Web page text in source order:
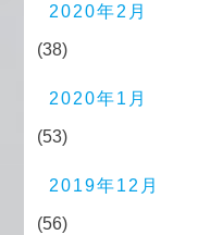
2020年2月
(38)
2020年1月
(53)
2019年12月
(56)